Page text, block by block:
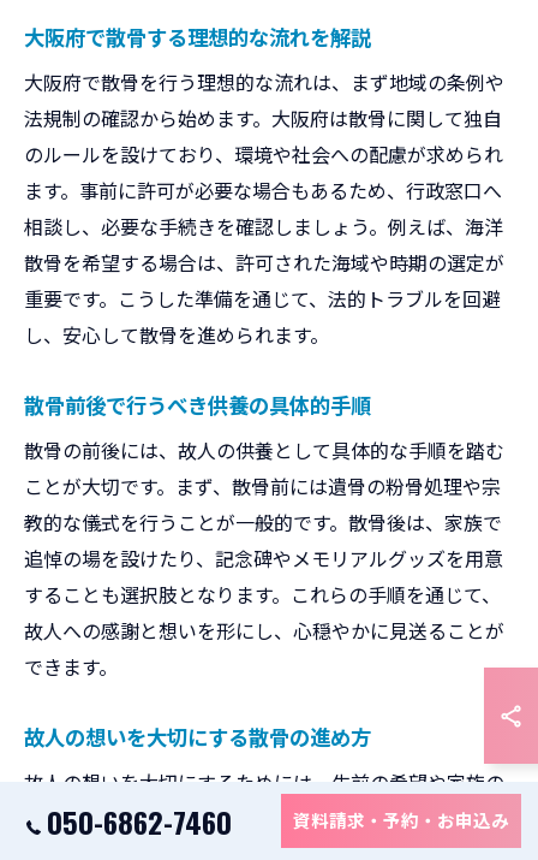
大阪府で散骨する理想的な流れを解説
大阪府で散骨を行う理想的な流れは、まず地域の条例や
法規制の確認から始めます。大阪府は散骨に関して独自
のルールを設けており、環境や社会への配慮が求められ
ます。事前に許可が必要な場合もあるため、行政窓口へ
相談し、必要な手続きを確認しましょう。例えば、海洋
散骨を希望する場合は、許可された海域や時期の選定が
重要です。こうした準備を通じて、法的トラブルを回避
し、安心して散骨を進められます。
散骨前後で行うべき供養の具体的手順
散骨の前後には、故人の供養として具体的な手順を踏む
ことが大切です。まず、散骨前には遺骨の粉骨処理や宗
教的な儀式を行うことが一般的です。散骨後は、家族で
追悼の場を設けたり、記念碑やメモリアルグッズを用意
することも選択肢となります。これらの手順を通じて、
故人への感謝と想いを形にし、心穏やかに見送ることが
できます。
故人の想いを大切にする散骨の進め方
故人の想いを大切にするためには、生前の希望や家族の
意向を丁寧に確認し、それに沿った散骨方法を選ぶこと
がポイントです。例えば、海や山など故人が好きだった
050-6862-7460 資料請求・予約・お申込み